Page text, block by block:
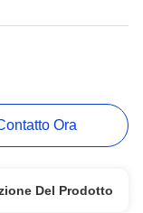
Ora
Del Prodotto